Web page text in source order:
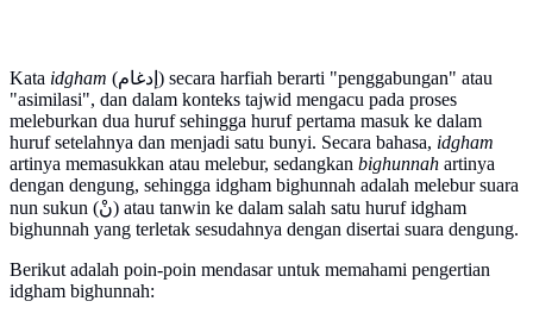
Kata idgham (إدغام) secara harfiah berarti "penggabungan" atau
"asimilasi", dan dalam konteks tajwid mengacu pada proses
meleburkan dua huruf sehingga huruf pertama masuk ke dalam
huruf setelahnya dan menjadi satu bunyi. Secara bahasa, idgham
artinya memasukkan atau melebur, sedangkan bighunnah artinya
dengan dengung, sehingga idgham bighunnah adalah melebur suara
nun sukun (نْ) atau tanwin ke dalam salah satu huruf idgham
bighunnah yang terletak sesudahnya dengan disertai suara dengung.
Berikut adalah poin-poin mendasar untuk memahami pengertian
idgham bighunnah: